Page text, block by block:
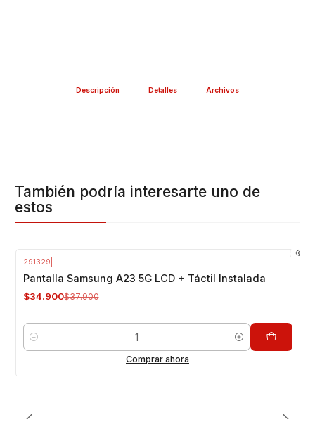
Descripción Detalles Archivos
También podría interesarte uno de
estos
291329
Pantalla Samsung A23 5G LCD + Táctil Instalada
$34.900$37.900
Cantidad
Comprar ahora